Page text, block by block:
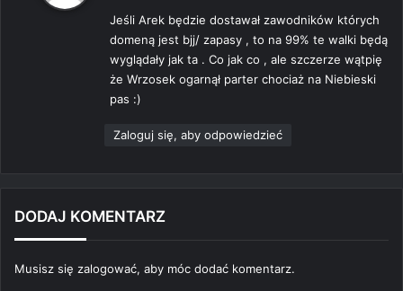
z
e
:
Jeśli Arek będzie dostawał zawodników których
domeną jest bjj/ zapasy , to na 99% te walki będą
wyglądały jak ta . Co jak co , ale szczerze wątpię
że Wrzosek ogarnął parter chociaż na Niebieski
pas :)
Zaloguj się, aby odpowiedzieć
DODAJ KOMENTARZ
Musisz się zalogować, aby móc dodać komentarz.